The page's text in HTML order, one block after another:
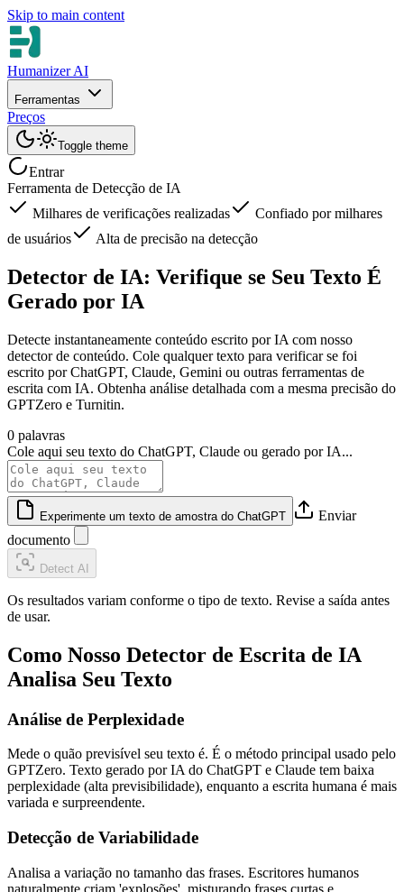
Skip to main content
Humanizer AI
Ferramentas
Preços
Toggle theme
Entrar
Ferramenta de Detecção de IA
Milhares de verificações realizadas
Confiado por milhares
de usuários
Alta de precisão na detecção
Detector de IA: Verifique se Seu Texto É
Gerado por IA
Detecte instantaneamente conteúdo escrito por IA com nosso
detector de conteúdo. Cole qualquer texto para verificar se foi
escrito por ChatGPT, Claude, Gemini ou outras ferramentas de
escrita com IA. Obtenha análise detalhada com a mesma precisão do
GPTZero e Turnitin.
0 palavras
Cole aqui seu texto do ChatGPT, Claude ou gerado por IA...
Experimente um texto de amostra do ChatGPT
Enviar
documento
Detect AI
Os resultados variam conforme o tipo de texto. Revise a saída antes
de usar.
Como Nosso Detector de Escrita de IA
Analisa Seu Texto
Análise de Perplexidade
Mede o quão previsível seu texto é. É o método principal usado pelo
GPTZero. Texto gerado por IA do ChatGPT e Claude tem baixa
perplexidade (alta previsibilidade), enquanto a escrita humana é mais
variada e surpreendente.
Detecção de Variabilidade
Analisa a variação no tamanho das frases. Escritores humanos
naturalmente criam 'explosões', misturando frases curtas e